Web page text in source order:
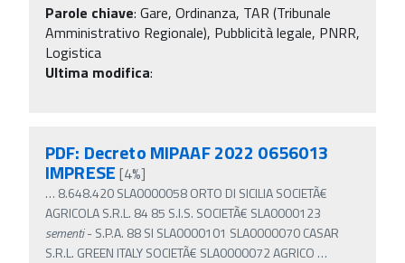
Parole chiave: Gare, Ordinanza, TAR (Tribunale
Amministrativo Regionale), Pubblicità legale, PNRR,
Logistica
Ultima modifica:
PDF: Decreto MIPAAF 2022 0656013
IMPRESE [4%]
… 8.648.420 SLA0000058 ORTO DI SICILIA SOCIETÃ€
AGRICOLA S.R.L. 84 85 S.I.S. SOCIETÃ€ SLA0000123
sementi- S.P.A. 88 SI SLA0000101 SLA0000070 CASAR
S.R.L. GREEN ITALY SOCIETÃ€ SLA0000072 AGRICO …